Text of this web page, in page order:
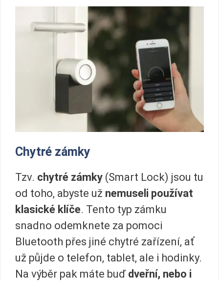
Chytré zámky
Tzv. chytré zámky (Smart Lock) jsou tu
od toho, abyste už nemuseli používat
klasické klíče. Tento typ zámku
snadno odemknete za pomoci
Bluetooth přes jiné chytré zařízení, ať
už půjde o telefon, tablet, ale i hodinky.
Na výběr pak máte buď dveřní, nebo i